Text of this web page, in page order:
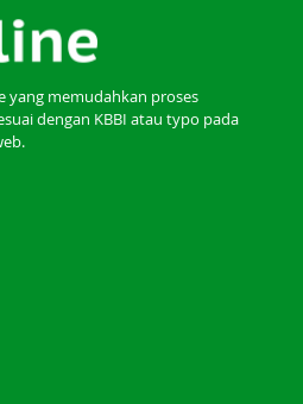
yang memudahkan proses
dengan KBBI atau typo pada